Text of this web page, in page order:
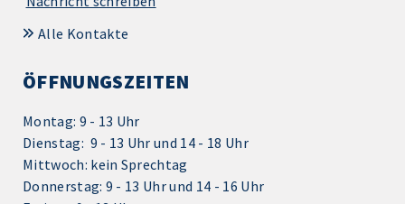
Alle Kontakte
ÖFFNUNGSZEITEN
Montag: 9 - 13 Uhr
Dienstag: 9 - 13 Uhr und 14 - 18 Uhr
Mittwoch: kein Sprechtag
Donnerstag: 9 - 13 Uhr und 14 - 16 Uhr